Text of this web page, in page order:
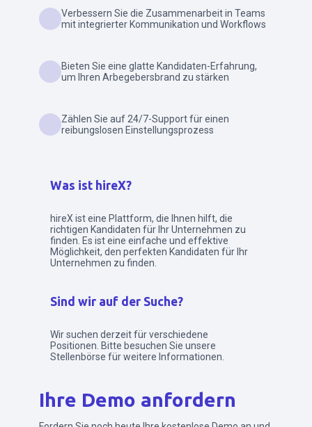
Verbessern Sie die Zusammenarbeit in Teams
mit integrierter Kommunikation und Workflows
Bieten Sie eine glatte Kandidaten-Erfahrung,
um Ihren Arbegebersbrand zu stärken
Zählen Sie auf 24/7-Support für einen
reibungslosen Einstellungsprozess
Was ist hireX?
hireX ist eine Plattform, die Ihnen hilft, die
richtigen Kandidaten für Ihr Unternehmen zu
finden. Es ist eine einfache und effektive
Möglichkeit, den perfekten Kandidaten für Ihr
Unternehmen zu finden.
Sind wir auf der Suche?
Wir suchen derzeit für verschiedene
Positionen. Bitte besuchen Sie unsere
Stellenbörse für weitere Informationen.
Ihre Demo anfordern